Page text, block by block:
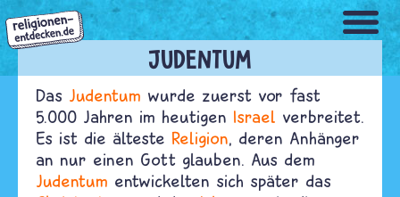
Direkt
zum
Inhalt
JUDENTUM
Das Judentum wurde zuerst vor fast
5.000 Jahren im heutigen Israel verbreitet.
Es ist die älteste Religion, deren Anhänger
an nur einen Gott glauben. Aus dem
Judentum entwickelten sich später das